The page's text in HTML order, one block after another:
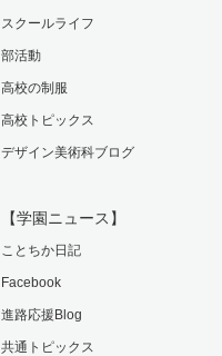
スクールライフ
部活動
高校の制服
高校トピックス
デザイン美術科ブログ
【学園ニュース】
ことちか日記
Facebook
進路応援Blog
共通トピックス